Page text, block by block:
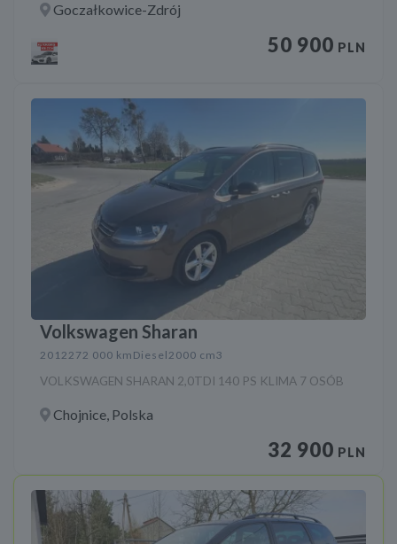
Goczałkowice-Zdrój
50 900 PLN
Volkswagen Sharan
2012272 000 km Diesel2000 cm3
VOLKSWAGEN SHARAN 2,0TDI 140 PS KLIMA 7 OSÓB
Chojnice, Polska
32 900 PLN